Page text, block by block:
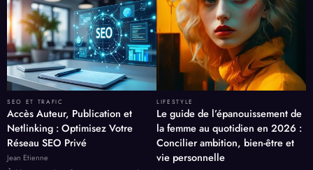
SEO ET TRAFIC
Accès Auteur, Publication et
Netlinking : Optimisez Votre
Réseau SEO Privé
Jean Etienne
LIFESTYLE
Le guide de l’épanouissement de
la femme au quotidien en 2026 :
Concilier ambition, bien-être et
vie personnelle